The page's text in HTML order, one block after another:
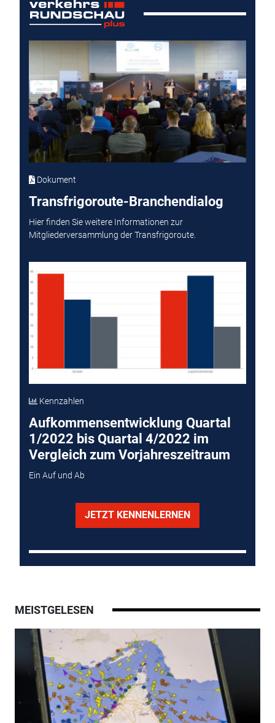
Dokument
Transfrigoroute-Branchendialog
Hier finden Sie weitere Informationen zur
Mitgliederversammlung der Transfrigoroute.
Kennzahlen
Aufkommensentwicklung Quartal
1/2022 bis Quartal 4/2022 im
Vergleich zum Vorjahreszeitraum
Ein Auf und Ab
JETZT KENNENLERNEN
MEISTGELESEN